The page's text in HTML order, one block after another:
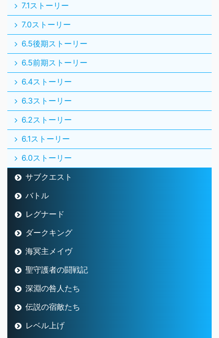
7.1ストーリー
7.0ストーリー
6.5後期ストーリー
6.5前期ストーリー
6.4ストーリー
6.3ストーリー
6.2ストーリー
6.1ストーリー
6.0ストーリー
サブクエスト
バトル
レグナード
ダークキング
海冥主メイヴ
聖守護者の闘戦記
深淵の咎人たち
伝説の宿敵たち
レベル上げ